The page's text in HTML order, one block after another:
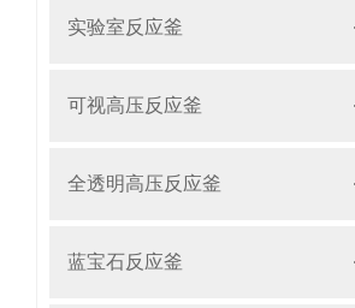
实验室反应釜
可视高压反应釜
全透明高压反应釜
蓝宝石反应釜